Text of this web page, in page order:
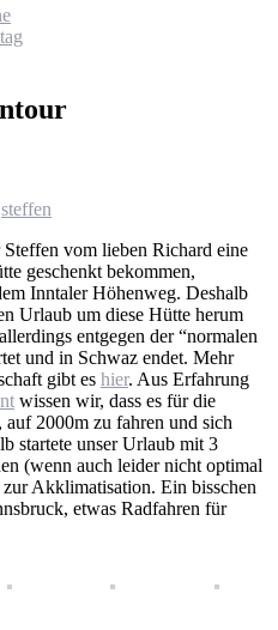
steffen
vom lieben Richard eine
geschenkt bekommen,
Inntaler Höhenweg. Deshalb
Urlaub um diese Hütte herum
entgegen der “normalen
und in Schwaz endet. Mehr
gibt es hier. Aus Erfahrung
wissen wir, dass es für die
2000m zu fahren und sich
startete unser Urlaub mit 3
(wenn auch leider nicht optimal
Akklimatisation. Ein bisschen
etwas Radfahren für